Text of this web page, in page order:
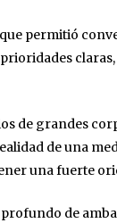
permitió
de grandes
de una
una fuerte
de